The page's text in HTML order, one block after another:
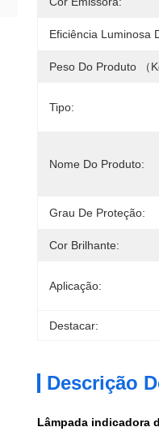
Eficiência
Peso Do Produto （
Tipo:
Nome Do Produto:
Grau De Proteção:
Cor Brilhante:
Aplicação:
Destacar:
Descrição
Lâmpada indicadora